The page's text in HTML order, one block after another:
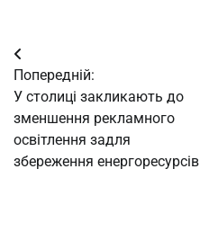
Навігація
записів
Попередній:
У столиці закликають до
зменшення рекламного
освітлення задля
збереження енергоресурсів